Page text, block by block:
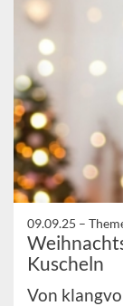
09.09.25 –
Kuscheln
Von